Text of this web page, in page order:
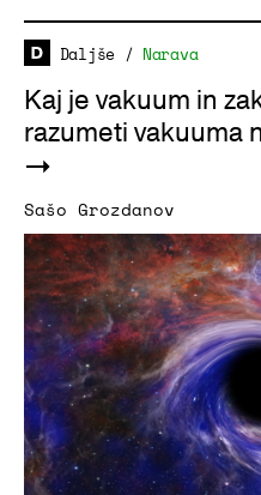
Daljše / Narava
Kaj je vakuum in
razumeti vakuuma
Sašo Grozdanov